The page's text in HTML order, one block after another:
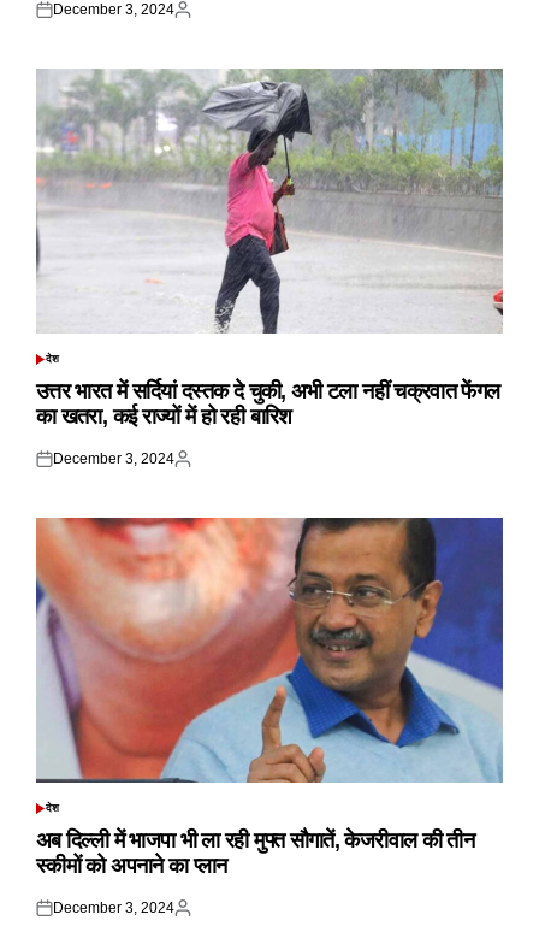
Posted
December 3, 2024
Posted
POSTED
देश
उत्तर भारत में सर्दियां दस्तक दे चुकी, अभी टला नहीं चक्रवात फेंगल
का खतरा, कई राज्यों में हो रही बारिश
Posted
December 3, 2024
Posted
POSTED
देश
अब दिल्ली में भाजपा भी ला रही मुफ्त सौगातें, केजरीवाल की तीन
स्कीमों को अपनाने का प्लान
Posted
December 3, 2024
Posted